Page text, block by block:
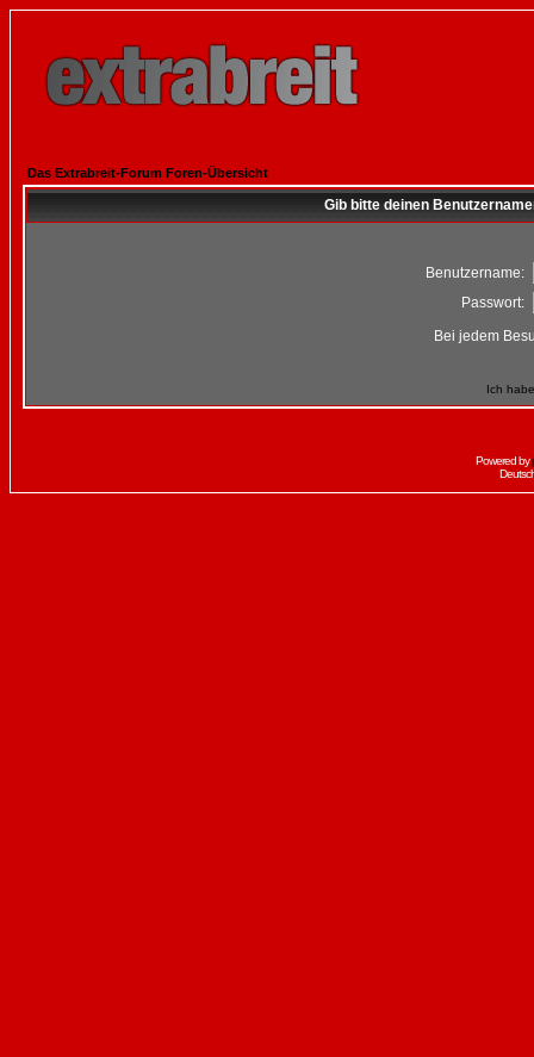
Das Extrabreit-Forum Foren-Übersicht
Gib bitte deinen
Benutzername:
Passwort:
Bei jedem
Ich
Powered by